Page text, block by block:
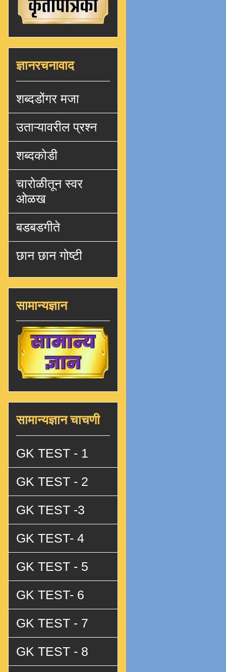
ज्ञानरचनावाद
शब्दडोंगर मजा
उताऱ्यावरील प्रश्न
शब्दकोडी
चारोळीतून स्वर
ओळख
बडबडगीते
छान छान गोष्टी
सामान्यज्ञान
सामान्यज्ञान चाचणी
GK TEST - 1
GK TEST - 2
GK TEST -3
GK TEST- 4
GK TEST - 5
GK TEST- 6
GK TEST - 7
GK TEST - 8